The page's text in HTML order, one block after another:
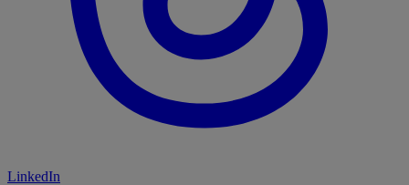
LinkedIn